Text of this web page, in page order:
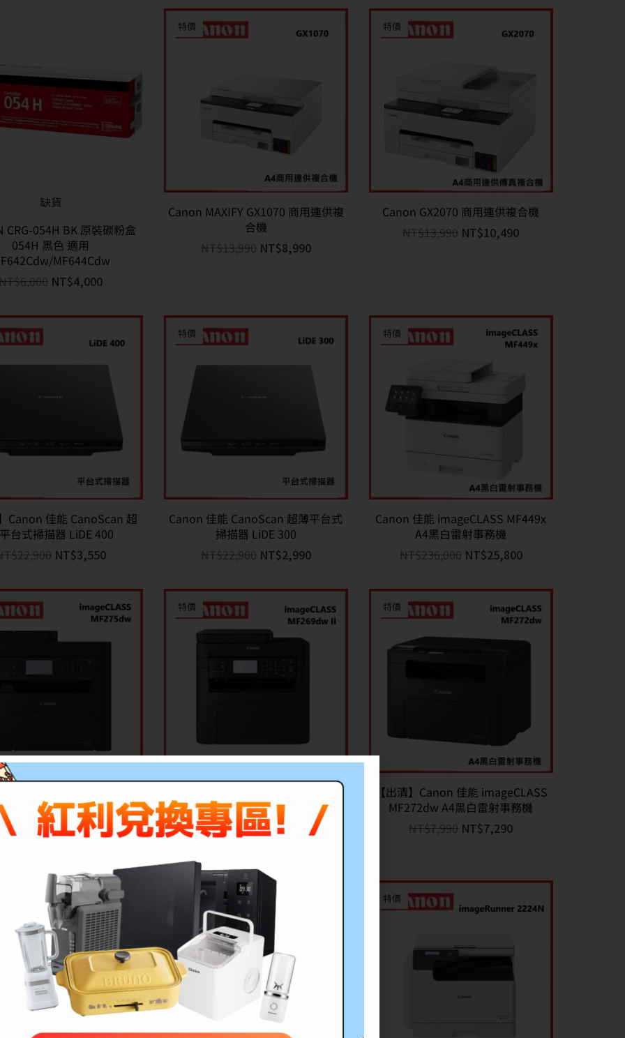
缺貨
CRG-054H BK 原裝碳粉盒
054H 黑色 適用
MF644Cdw
6,000 NT$4,000
特價
Canon MAXIFY GX1070 商用連供複
合機
NT$13,990 NT$8,990
特價
Canon GX2070 商用連供複合機
NT$13,990 NT$10,490
】Canon 佳能 CanoScan 超
台式掃描器 LiDE 400
22,900 NT$3,550
特價
Canon 佳能 CanoScan 超薄平台式
掃描器 LiDE 300
NT$22,900 NT$2,990
特價
Canon 佳能 imageCLASS MF449x
A4黑白雷射事務機
NT$236,000 NT$25,800
缺貨
能 imageCLASS MF275dw
A4黑白雷射事務機
特價
Canon 佳能 imageCLASS MF269dw
II A4黑白雷射事務機
NT$236,000NT$12,790
特價
【出清】Canon 佳能 imageCLASS
MF272dw A4黑白雷射事務機
NT$7,990 NT$7,290
特價